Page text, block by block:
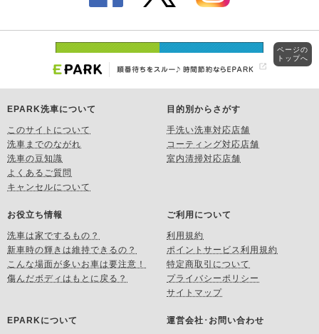
EPARK洗車について
このサイトについて
洗車までのながれ
洗車の豆知識
よくあるご質問
キャンセルについて
目的別からさがす
手洗い洗車対応店舗
コーティング対応店舗
室内清掃対応店舗
お役立ち情報
洗車は家でするもの？
新車時の輝きは維持できるの？
こんな場面が多いお車は要注意！
傷んだボディはもとに戻る？
ご利用について
利用規約
ポイントサービス利用規約
特定商取引について
プライバシーポリシー
サイトマップ
EPARKについて 運営会社･お問い合わせ
ページの
トップへ